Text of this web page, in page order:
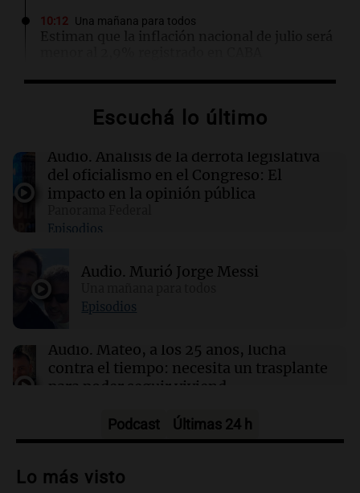
10:12 Una mañana para todos
Estiman que la inflación nacional de julio será
Investigan un asalto millonario a la
09:50 Panorama Federal
Chile planteó mejorar la conectividad
Fútbol
Instituto busca ganarle de local a Gimnasia de
Mendoza para coronar el festejo por sus 108
años
Escuchá lo último
Audio. Análisis de la derrota legislativa
del oficialismo en el Congreso: El
impacto en la opinión pública
Episodios
Audio. Murió Jorge Messi
Episodios
Audio. Mateo, a los 25 años, lucha
contra el tiempo: necesita un trasplante
para poder seguir viviend
Audio.Estiman que la inflación nacional
en CABA
Podcast Últimas 24 h
Lo más visto